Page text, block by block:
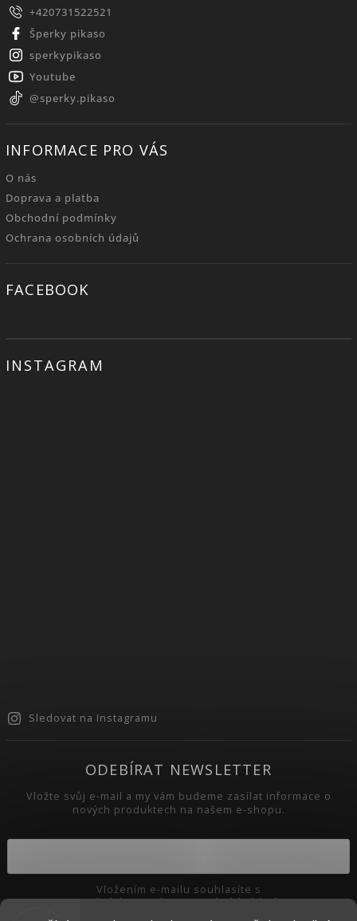
+420731522521
Šperky pikaso
sperkypikaso
Youtube
@sperky.pikaso
INFORMACE PRO VÁS
O nás
Doprava a platba
Obchodní podmínky
Ochrana osobních údajů
FACEBOOK
INSTAGRAM
Sledovat na Instagramu
ODEBÍRAT NEWSLETTER
Vložte svůj e-mail a my vám budeme zasílat informace o
nových produktech na našem e-shopu.
podmínkami ochrany osobních údajů